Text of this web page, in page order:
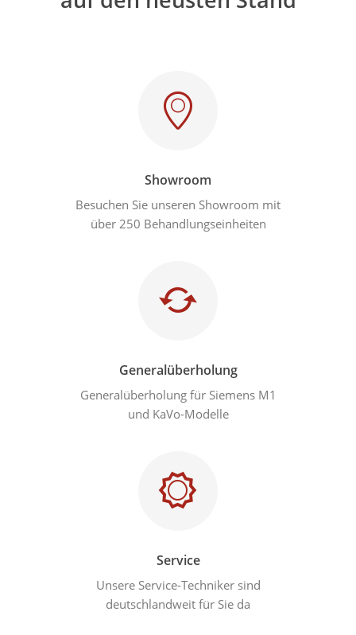
Showroom
Besuchen Sie unseren Showroom mit
über 250 Behandlungseinheiten
Generalüberholung
Generalüberholung für Siemens M1
und KaVo-Modelle
Service
Unsere Service-Techniker sind
deutschlandweit für Sie da